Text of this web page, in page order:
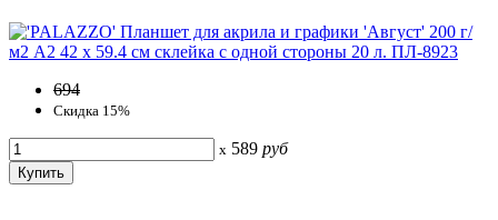
694
Скидка 15%
x 589 руб